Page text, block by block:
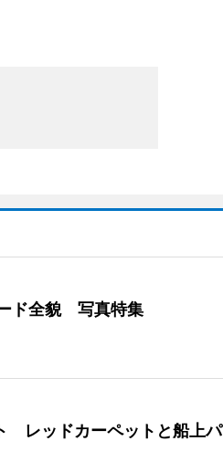
ド全貌 写真特集
レッドカーペットと船上パ